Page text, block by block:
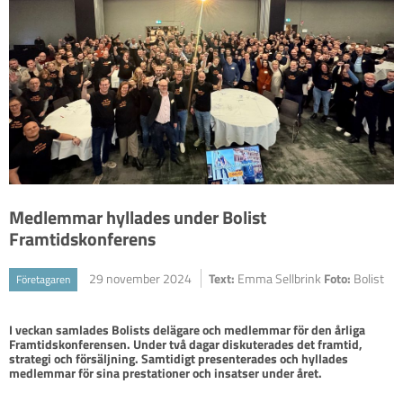
Medlemmar hyllades under Bolist
Framtidskonferens
Företagaren 29 november 2024 Text: Emma Sellbrink Foto: Bolist
I veckan samlades Bolists delägare och medlemmar för den årliga
Framtidskonferensen. Under två dagar diskuterades det framtid,
strategi och försäljning. Samtidigt presenterades och hyllades
medlemmar för sina prestationer och insatser under året.